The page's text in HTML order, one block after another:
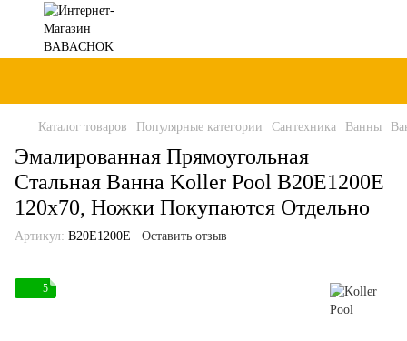
Каталог товаров Популярные категории Сантехника Ванны
Эмалированная Прямоугольная
Стальная Ванна Koller Pool B20E1200E
120x70, Ножки Покупаются Отдельно
Артикул: B20E1200E Оставить отзыв
5